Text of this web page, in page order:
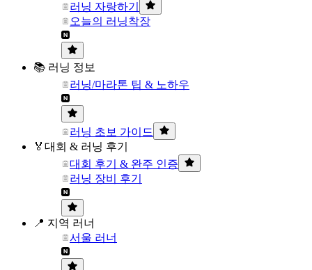
러닝 자랑하기
오늘의 러닝착장
📚 러닝 정보
러닝/마라톤 팁 & 노하우
러닝 초보 가이드
🏅대회 & 러닝 후기
대회 후기 & 완주 인증
러닝 장비 후기
📍 지역 러너
서울 러너